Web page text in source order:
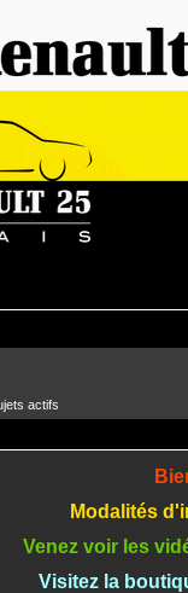
actifs
Modalités
Venez voir les
Visitez la